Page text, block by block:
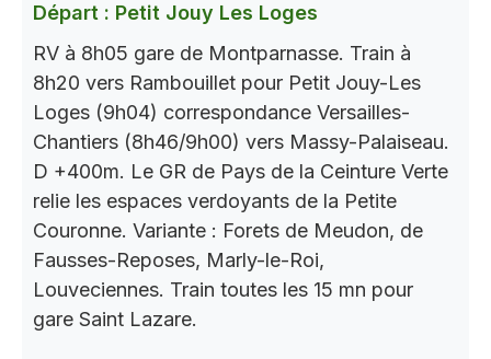
Départ : Petit Jouy Les Loges
RV à 8h05 gare de Montparnasse. Train à
8h20 vers Rambouillet pour Petit Jouy-Les
Loges (9h04) correspondance Versailles-
Chantiers (8h46/9h00) vers Massy-Palaiseau.
D +400m. Le GR de Pays de la Ceinture Verte
relie les espaces verdoyants de la Petite
Couronne. Variante : Forets de Meudon, de
Fausses-Reposes, Marly-le-Roi,
Louveciennes. Train toutes les 15 mn pour
gare Saint Lazare.